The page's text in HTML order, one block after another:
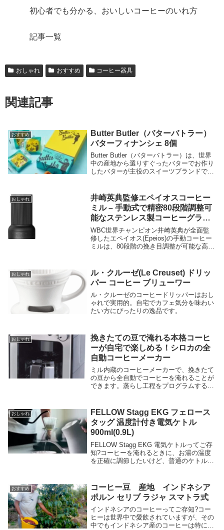
初心者でも分かる、おいしいコーヒーのいれ方
記事一覧
おしゃれ おすすめ コーヒー器具
関連記事
おすすめ
Butter Butler（バターバトラー）
バターフィナンシェ 8個
Butter Butler（バターバトラー）は、世界
中の産地から選りすぐったバターでお作り
したバターが主役のスイーツブランドで
った、表はカリッと、中はしっとり仕上げ
た人気商品です。
おしゃれ
井崎英典監修エペイオスコーヒー
ミル – 手動式で精密80段階調整可
能なステンレス製コーヒーグライ
ンダー
WBC世界チャンピオン井崎英典が全面監
修したエペイオス(Epeios)の手動コーヒー
ミルは、80段階の挽き目調整が可能な高品
りながら、省力性と精密な調整を兼ね備え
たこのコーヒーミルは、アウトドアや旅行
先でも使えるポータブル設計で、どこでも
本格的なコーヒーを楽しむことができま
す。
おしゃれ
ル・クルーゼ(Le Creuset) ドリッ
パー コーヒー ブリューワー
ル・クルーゼのコーヒードリッパーはおし
ゃれで実用的。自宅でカフェ気分を味わい
たい方にぴったりの逸品です。
おしゃれ
挽きたての豆で淹れる本格コーヒ
ーが自宅で楽しめる！シロカの全
自動コーヒーメーカー
ミル内蔵のコーヒーメーカーで、挽きたて
の豆から全自動でコーヒーを淹れることが
できます。蒸らし工程をプログラムするこ
に4杯までドリップできます。洗う部品は
丸ごと取り外せて、お手入れも簡単です。
コンパクトサイズで、ステンレスシルバー
のデザインがおしゃれです。
おしゃれ
FELLOW Stagg EKG フェロース
タッグ 温度計付き電気ケトル
900ml(0.9L)
FELLOW Stagg EKG 電気ケトルってご存
知?コーヒーを淹れるときに、お湯の温度
を正確に調節したいけど、普通のケトルで
湯の温度はとても大切だと思います。温...
おすすめ
コーヒー豆 産地 インドネシア
ポルン セリブ ラジャ スマトラ式
インドネシアのコーヒーってご存知?コー
ヒーは世界中で愛飲されていますが、その
中でもインドネシア産のコーヒーは特に人